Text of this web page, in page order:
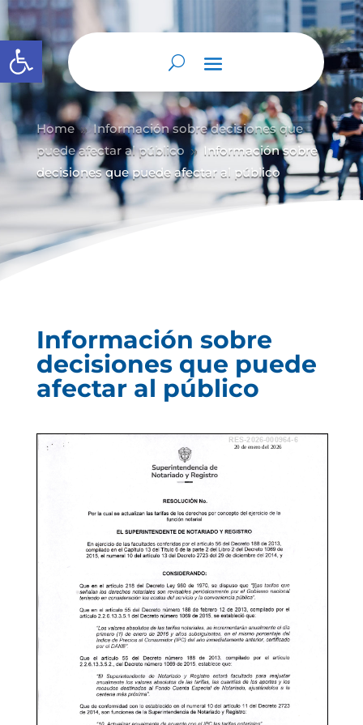
Abrir barra de herramientas
Home 9 Información sobre decisiones que
puede afectar al público 9 Información sobre
decisiones que puede afectar al público
Información sobre
decisiones que puede
afectar al público